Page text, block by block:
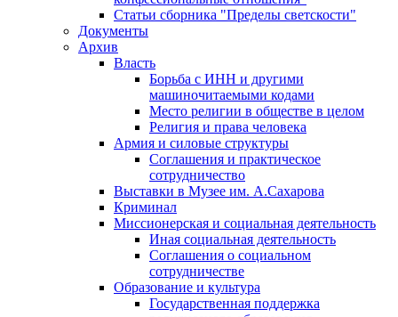
Статьи сборника "Пределы светскости"
Документы
Архив
Власть
Борьба с ИНН и другими
машиночитаемыми кодами
Место религии в обществе в целом
Религия и права человека
Армия и силовые структуры
Соглашения и практическое
сотрудничество
Выставки в Музее им. А.Сахарова
Криминал
Миссионерская и социальная деятельность
Иная социальная деятельность
Соглашения о социальном
сотрудничестве
Образование и культура
Государственная поддержка